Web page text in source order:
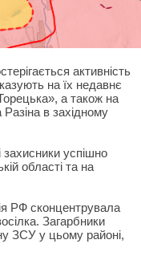
активність
на їх недавнє
а також на
Разіна в західному
успішно
області та на
РФ сконцентрувала
Загарбники
ЗСУ у цьому районі,